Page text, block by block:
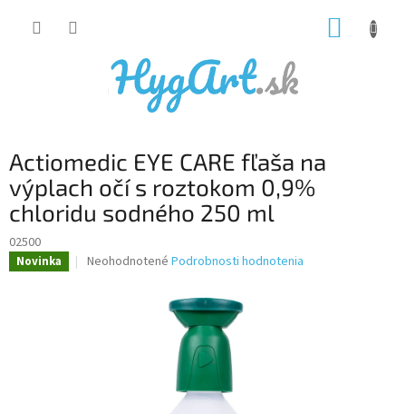
Actiomedic EYE CARE fľaša na
výplach očí s roztokom 0,9%
chloridu sodného 250 ml
02500
Novinka
Priemerné
Neohodnotené Podrobnosti hodnotenia